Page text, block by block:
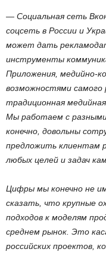
— Социальная сеть
соцсеть в России и
может дать
инструменты
Приложения, медийно-
возможностями самого
традиционная
Мы работаем с
конечно, довольны
предложить клиентам
любых целей и задач
Цифры мы конечно не
сказать, что крупные
подходов к моделям
среднем рынок. Это
российских проектов,